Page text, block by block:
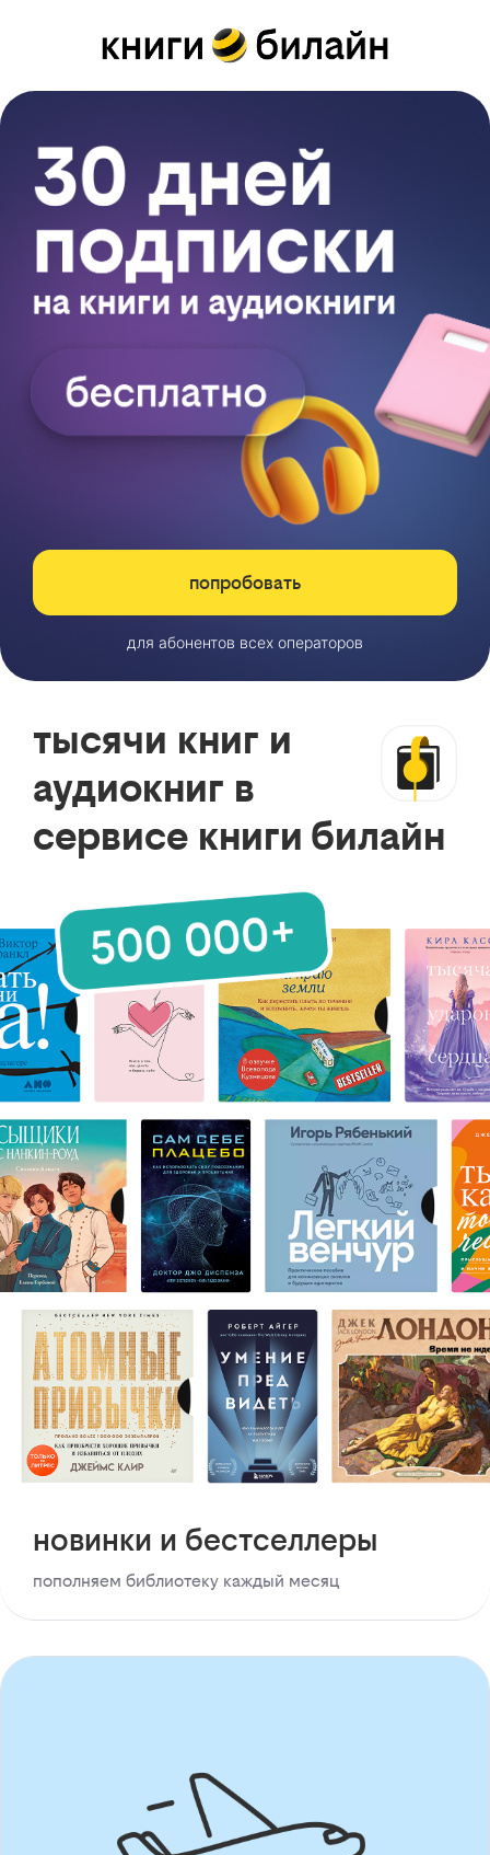
попробовать
для абонентов всех операторов
тысячи книг и
аудиокниг в
сервисе книги билайн
новинки и бестселлеры
пополняем библиотеку каждый месяц